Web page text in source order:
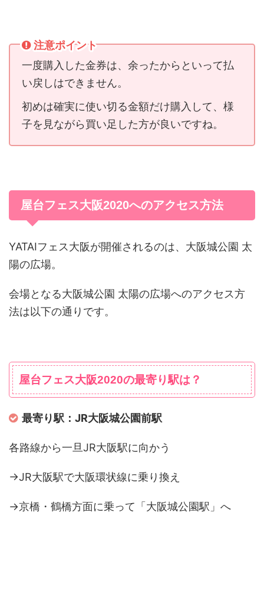
注意ポイント
一度購入した金券は、余ったからといって払
い戻しはできません。
初めは確実に使い切る金額だけ購入して、様
子を見ながら買い足した方が良いですね。
屋台フェス大阪2020へのアクセス方法
YATAIフェス大阪が開催されるのは、大阪城公園 太
陽の広場。
会場となる大阪城公園 太陽の広場へのアクセス方
法は以下の通りです。
屋台フェス大阪2020の最寄り駅は？
最寄り駅：JR大阪城公園前駅
各路線から一旦JR大阪駅に向かう
→JR大阪駅で大阪環状線に乗り換え
→京橋・鶴橋方面に乗って「大阪城公園駅」へ